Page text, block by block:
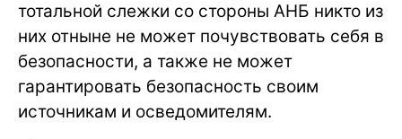
тотальной слежки со стороны АНБ никто из
них отныне не может почувствовать себя в
безопасности, а также не может
гарантировать безопасность своим
источникам и осведомителям.